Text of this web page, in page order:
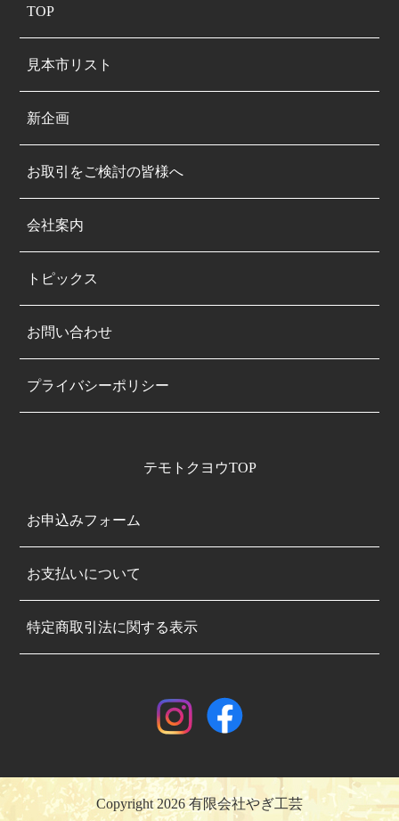
TOP
見本市リスト
新企画
お取引をご検討の皆様へ
会社案内
トピックス
お問い合わせ
プライバシーポリシー
テモトクヨウTOP
お申込みフォーム
お支払いについて
特定商取引法に関する表示
Copyright 2026 有限会社やぎ工芸